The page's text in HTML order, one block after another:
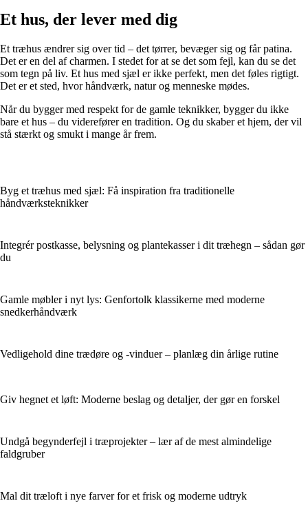
Et hus, der lever med dig
Et træhus ændrer sig over tid – det tørrer, bevæger sig og får patina.
Det er en del af charmen. I stedet for at se det som fejl, kan du se det
som tegn på liv. Et hus med sjæl er ikke perfekt, men det føles rigtigt.
Det er et sted, hvor håndværk, natur og menneske mødes.
Når du bygger med respekt for de gamle teknikker, bygger du ikke
bare et hus – du viderefører en tradition. Og du skaber et hjem, der vil
stå stærkt og smukt i mange år frem.
Byg et træhus med sjæl: Få inspiration fra traditionelle
håndværksteknikker
Integrér postkasse, belysning og plantekasser i dit træhegn – sådan gør
du
Gamle møbler i nyt lys: Genfortolk klassikerne med moderne
snedkerhåndværk
Vedligehold dine trædøre og -vinduer – planlæg din årlige rutine
Giv hegnet et løft: Moderne beslag og detaljer, der gør en forskel
Undgå begynderfejl i træprojekter – lær af de mest almindelige
faldgruber
Mal dit træloft i nye farver for et frisk og moderne udtryk